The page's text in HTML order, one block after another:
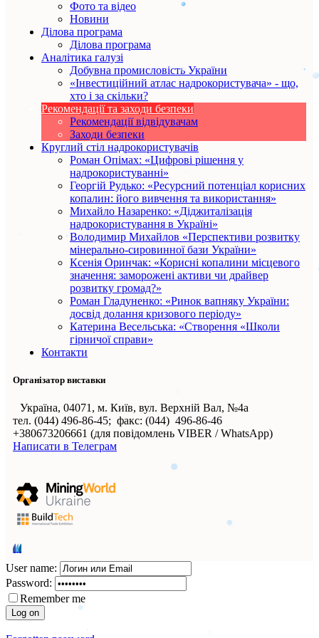
Фото та відео
Новини
Ділова програма
Ділова програма
Аналітика галузі
Добувна промисловість України
«Інвестиційний атлас надрокористувача» - що,
хто і за скільки?
Рекомендації та заходи безпеки
Рекомендації відвідувачам
Заходи безпеки
Круглий стіл надрокористувачів
Роман Опімах: «Цифрові рішення у
надрокористуванні»
Георгій Рудько: «Ресурсний потенціал корисних
копалин: його вивчення та використання»
Михайло Назаренко: «Діджиталізація
надрокористування в Україні»
Володимир Михайлов «Перспективи розвитку
мінерально-сировинної бази України»
Ксенія Оринчак: «Корисні копалини місцевого
значення: заморожені активи чи драйвер
розвитку громад?»
Роман Гладуненко: «Ринок вапняку України:
досвід долання кризового періоду»
Катерина Весельська: «Створення «Школи
гірничої справи»
Контакти
Організатор виставки
Україна, 04071, м. Київ, вул. Верхній Вал, №4а
тел. (044) 496-86-45; факс: (044) 496-86-46
+380673206661 (для повідомлень VIBER / WhatsApp)
Написати в Телеграм
User name:
Password:
Remember me